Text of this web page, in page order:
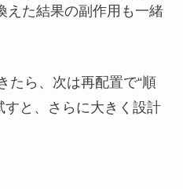
えた結果の副作用も一緒
たら、次は再配置で“順
すと、さらに大きく設計